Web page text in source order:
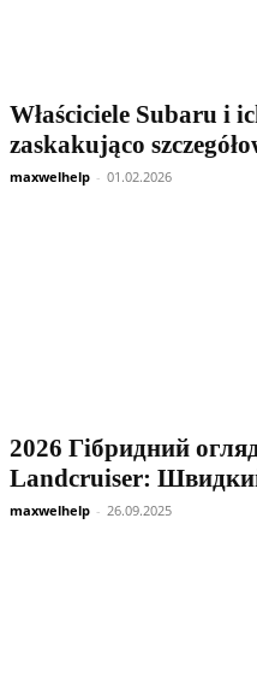
Właściciele Subaru i
zaskakująco
maxwelhelp - 01.02.2026
2026 Гібридний
Landcruiser:
maxwelhelp - 26.09.2025